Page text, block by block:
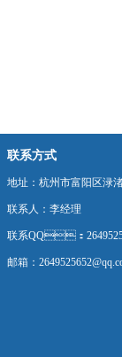
联系方式
地址：杭州市富阳区渌
联系人：李经理
联系QQ：
邮箱：